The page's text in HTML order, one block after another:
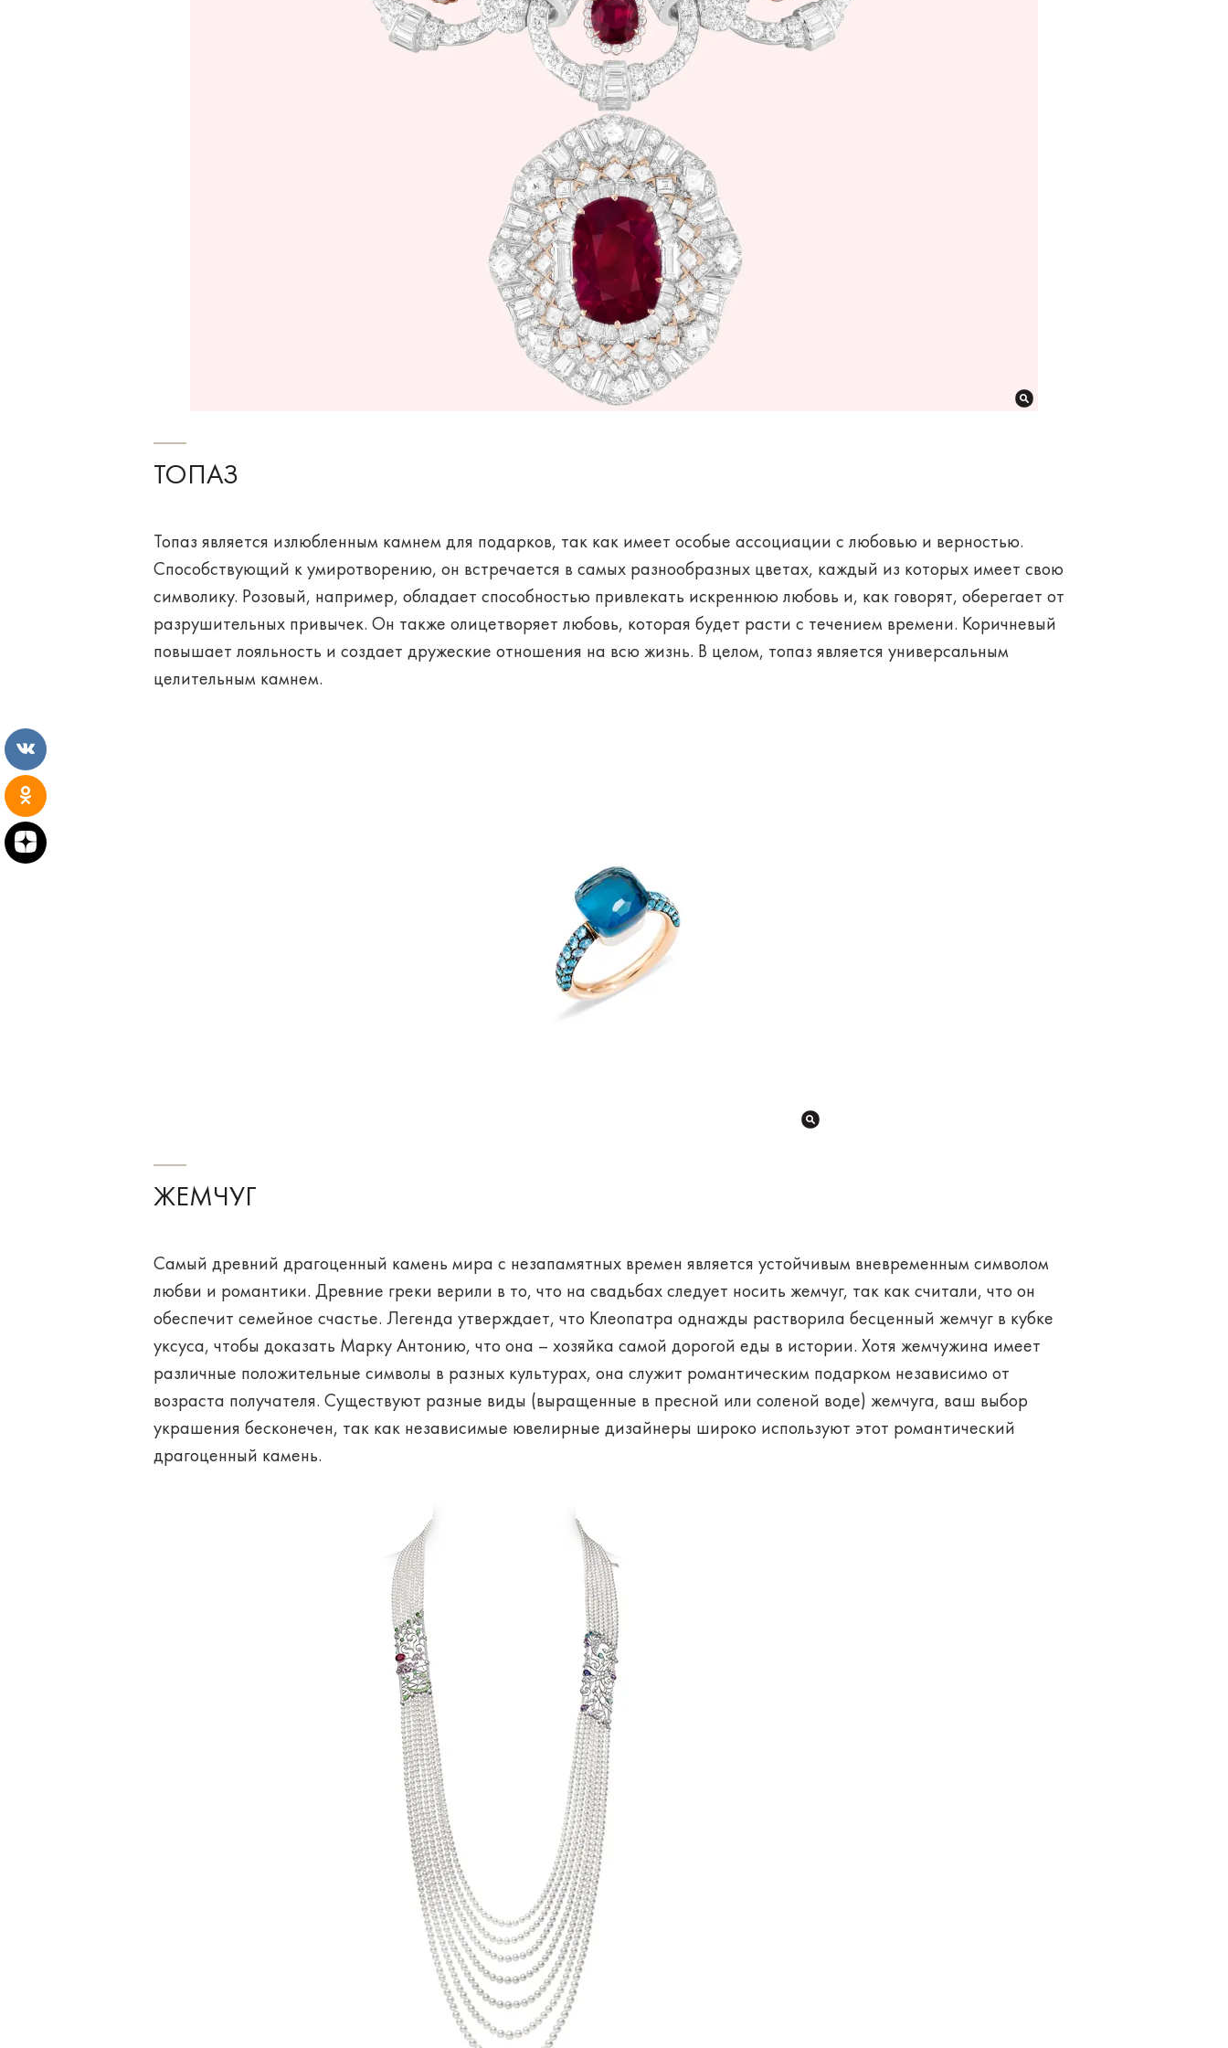
ТОПАЗ
Топаз является излюбленным камнем для подарков, так как имеет особые ассоциации с любовью и верностью.
Способствующий к умиротворению, он встречается в самых разнообразных цветах, каждый из которых имеет свою
символику. Розовый, например, обладает способностью привлекать искреннюю любовь и, как говорят, оберегает от
разрушительных привычек. Он также олицетворяет любовь, которая будет расти с течением времени. Коричневый
повышает лояльность и создает дружеские отношения на всю жизнь. В целом, топаз является универсальным
целительным камнем.
ЖЕМЧУГ
Самый древний драгоценный камень мира с незапамятных времен является устойчивым вневременным символом
любви и романтики. Древние греки верили в то, что на свадьбах следует носить жемчуг, так как считали, что он
обеспечит семейное счастье. Легенда утверждает, что Клеопатра однажды растворила бесценный жемчуг в кубке
уксуса, чтобы доказать Марку Антонию, что она – хозяйка самой дорогой еды в истории. Хотя жемчужина имеет
различные положительные символы в разных культурах, она служит романтическим подарком независимо от
возраста получателя. Существуют разные виды (выращенные в пресной или соленой воде) жемчуга, ваш выбор
украшения бесконечен, так как независимые ювелирные дизайнеры широко используют этот романтический
драгоценный камень.